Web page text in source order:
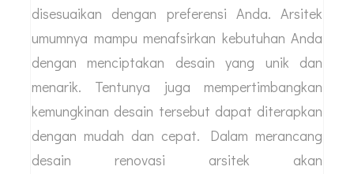
disesuaikan dengan preferensi Anda. Arsitek
umumnya mampu menafsirkan kebutuhan Anda
dengan menciptakan desain yang unik dan
menarik. Tentunya juga mempertimbangkan
kemungkinan desain tersebut dapat diterapkan
dengan mudah dan cepat. Dalam merancang
desain renovasi arsitek akan